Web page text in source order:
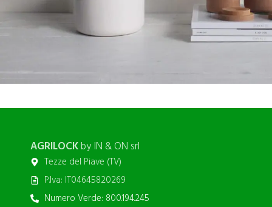
AGRILOCKby IN & ON srl
Tezze del Piave (TV)
P.Iva: IT04645820269
Numero Verde: 800.194.245